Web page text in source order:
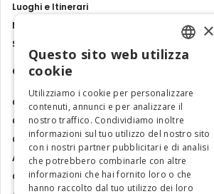
Luoghi e Itinerari
Mostre, eventi e spettacoli
Storie e tradizioni
Contatti
Chi siamo
Collabora con noi
Contatti
Ambasciatrice dell'Eccellenza
Osservatorio Turismo
ENGLISH
ITALIAN
×
Questo sito web utilizza
cookie
Utilizziamo i cookie per personalizzare
contenuti, annunci e per analizzare il
nostro traffico. Condividiamo inoltre
informazioni sul tuo utilizzo del nostro sito
con i nostri partner pubblicitari e di analisi
che potrebbero combinarle con altre
informazioni che hai fornito loro o che
hanno raccolto dal tuo utilizzo dei loro